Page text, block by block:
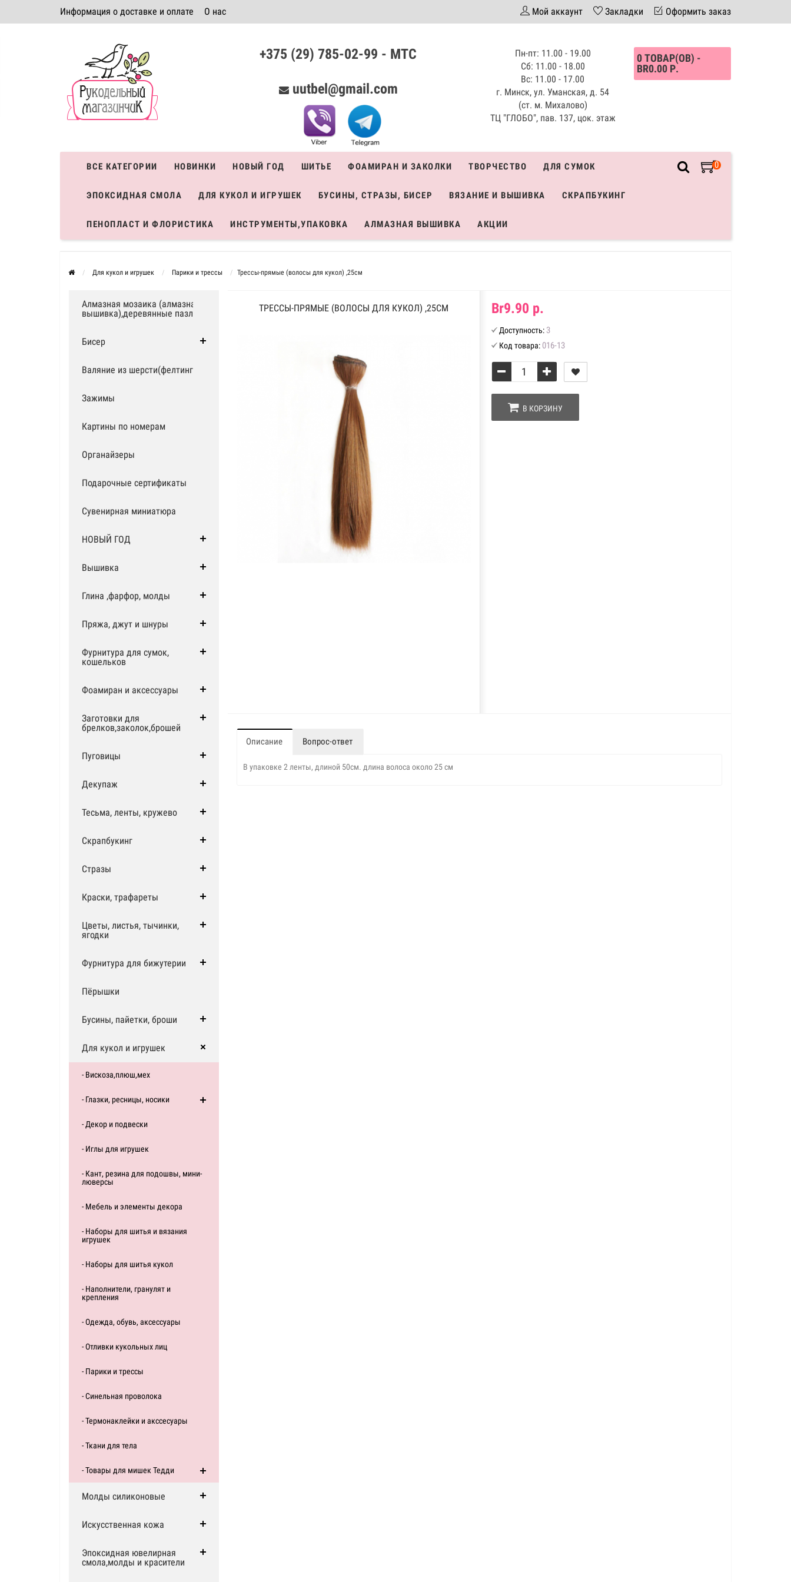
Информация о доставке и оплате О нас
Система скидок
Мой аккаунт Закладки Оформить заказ
+375 (29) 785-02-99 - МТС
uutbel@gmail.com
Пн-пт: 11.00 - 19.00
Сб: 11.00 - 18.00
Вс: 11.00 - 17.00
г. Минск, ул. Уманская, д. 54
(ст. м. Михалово)
ТЦ "ГЛОБО", пав. 137, цок. этаж
0 ТОВАР(ОВ) -
BR0.00 Р.
0
ВСЕ КАТЕГОРИИ НОВИНКИ НОВЫЙ ГОД ШИТЬЕ ФОАМИРАН И ЗАКОЛКИ ТВОРЧЕСТВО ДЛЯ СУМОК
ЭПОКСИДНАЯ СМОЛА ДЛЯ КУКОЛ И ИГРУШЕК БУСИНЫ, СТРАЗЫ, БИСЕР ВЯЗАНИЕ И ВЫШИВКА СКРАПБУКИНГ
ПЕНОПЛАСТ И ФЛОРИСТИКА ИНСТРУМЕНТЫ,УПАКОВКА АЛМАЗНАЯ ВЫШИВКА АКЦИИ
Для кукол и игрушек Парики и трессы Трессы-прямые (волосы для кукол) ,25см
Алмазная мозаика (алмазная
вышивка),деревянные пазлы
Бисер
Валяние из шерсти(фелтинг)
Зажимы
Картины по номерам
Органайзеры
Подарочные сертификаты
Сувенирная миниатюра
НОВЫЙ ГОД
Вышивка
Глина ,фарфор, молды
Пряжа, джут и шнуры
Фурнитура для сумок,
кошельков
Фоамиран и аксессуары
Заготовки для
брелков,заколок,брошей
Пуговицы
Декупаж
Тесьма, ленты, кружево
Скрапбукинг
Стразы
Краски, трафареты
Цветы, листья, тычинки,
ягодки
Фурнитура для бижутерии
Пёрышки
Бусины, пайетки, броши
Для кукол и игрушек
- Вискоза,плюш,мех
- Глазки, ресницы, носики
- Декор и подвески
- Иглы для игрушек
- Кант, резина для подошвы, мини-
люверсы
- Мебель и элементы декора
- Наборы для шитья и вязания
игрушек
- Наборы для шитья кукол
- Наполнители, гранулят и
крепления
- Одежда, обувь, аксессуары
- Отливки кукольных лиц
- Парики и трессы
- Синельная проволока
- Термонаклейки и акссесуары
- Ткани для тела
- Товары для мишек Тедди
Молды силиконовые
Искусственная кожа
Эпоксидная ювелирная
смола,молды и красители
ТРЕССЫ-ПРЯМЫЕ (ВОЛОСЫ ДЛЯ КУКОЛ) ,25СМ Br9.90 р.
Доступность:3
Код товара: 016-13
В КОРЗИНУ
Описание Вопрос-ответ
В упаковке 2 ленты, длиной 50см. длина волоса около 25 см